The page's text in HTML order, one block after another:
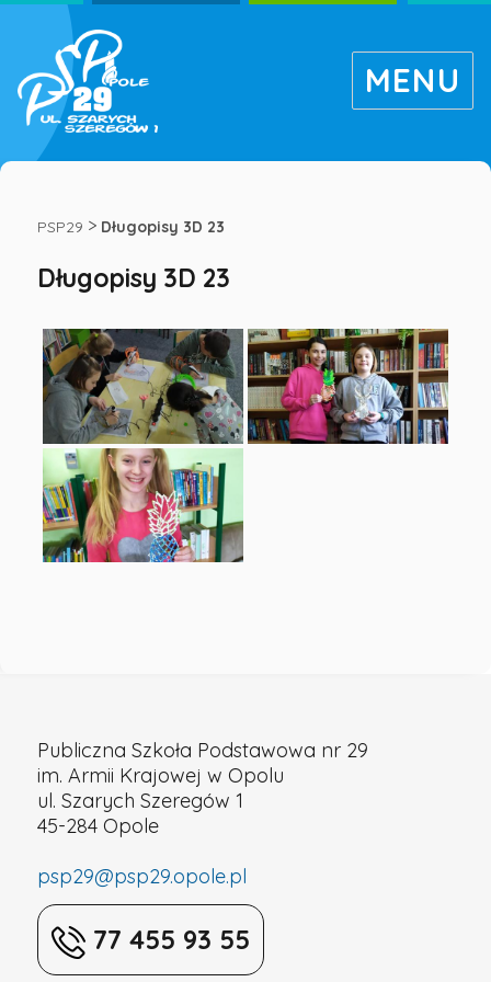
Długopisy
3D
23
Publiczna
Szkoła
Podstawowa
Opolu
MENU
PSP29 > Długopisy 3D 23
Długopisy 3D 23
Publiczna Szkoła Podstawowa nr 29
im. Armii Krajowej w Opolu
ul. Szarych Szeregów 1
45-284 Opole
psp29@psp29.opole.pl
77 455 93 55